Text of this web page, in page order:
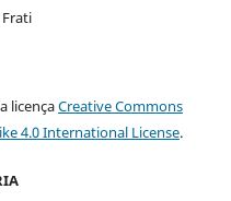
licençaCreative Commons
4.0 International License.